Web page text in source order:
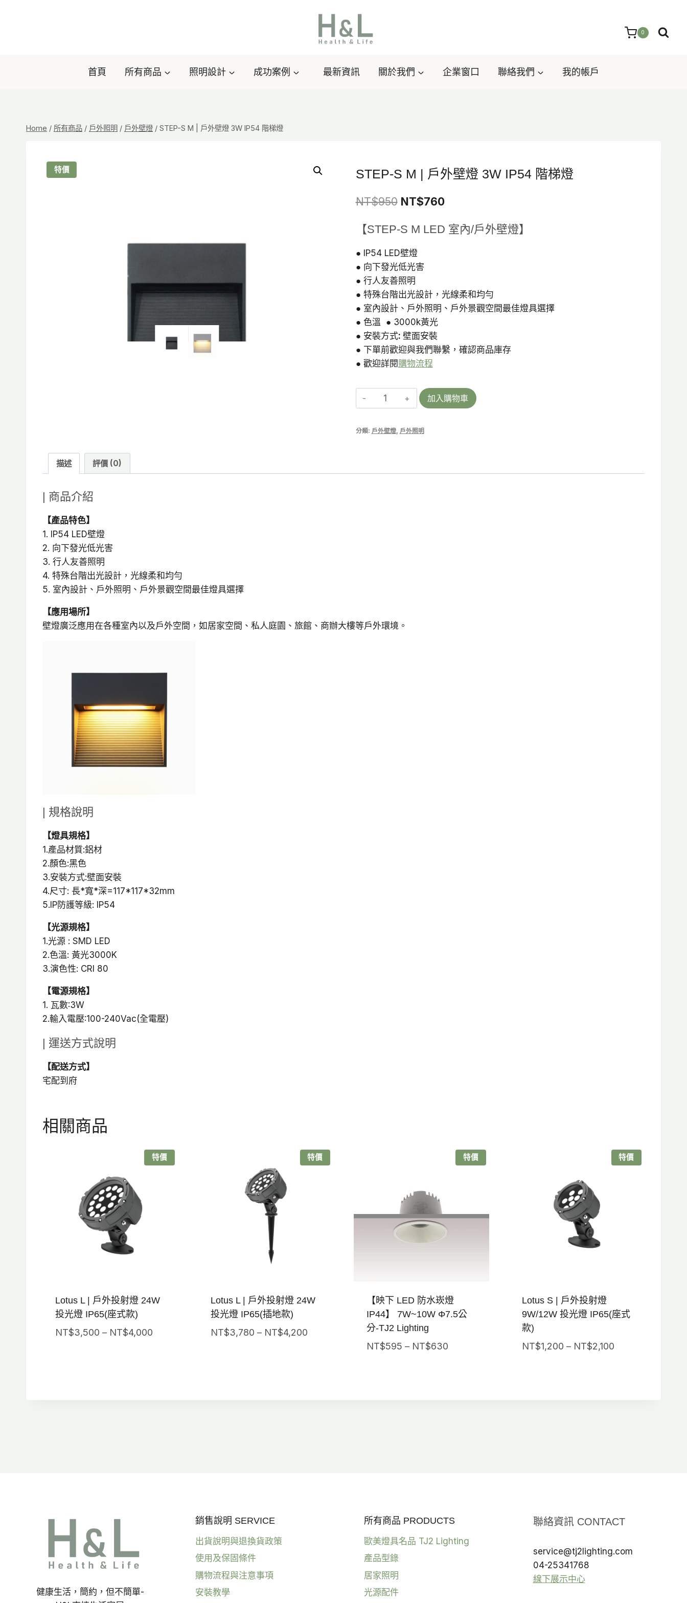
0
首頁 所有商品 照明設計 成功案例 最新資訊 關於我們 企業窗口 聯絡我們 我的帳戶
Home / 所有商品 / 戶外照明 / 戶外壁燈 / STEP-S M | 戶外壁燈 3W IP54 階梯燈
特價 STEP-S M | 戶外壁燈 3W IP54 階梯燈
NT$950 原
價
格：
NT$950。
NT$760目
價
【STEP-S M LED 室內/戶外壁燈】
● IP54 LED壁燈
● 向下發光低光害
● 行人友善照明
● 特殊台階出光設計，光線柔和均勻
● 室內設計、戶外照明、戶外景觀空間最佳燈具選擇
● 色溫 ● 3000k黃光
● 安裝方式: 壁面安裝
● 下單前歡迎與我們聯繫，確認商品庫存
● 歡迎詳閱購物流程
STEP-
S
|
壁
加入購物車
分類: 戶外壁燈, 戶外照明
描述 評價 (0)
| 商品介紹
【產品特色】
1. IP54 LED壁燈
2. 向下發光低光害
3. 行人友善照明
4. 特殊台階出光設計，光線柔和均勻
5. 室內設計、戶外照明、戶外景觀空間最佳燈具選擇
【應用場所】
壁燈廣泛應用在各種室內以及戶外空間，如居家空間、私人庭園、旅館、商辦大樓等戶外環境。
| 規格說明
【燈具規格】
1.產品材質:鋁材
2.顏色:黑色
3.安裝方式:壁面安裝
4.尺寸: 長*寬*深=117*117*32mm
5.IP防護等級: IP54
【光源規格】
1.光源 : SMD LED
2.色溫: 黃光3000K
3.演色性: CRI 80
【電源規格】
1. 瓦數:3W
2.輸入電壓:100-240Vac(全電壓)
| 運送方式說明
【配送方式】
宅配到府
相關商品
特價
Lotus L | 戶外投射燈 24W
投光燈 IP65(座式款)
NT$3,500 – NT$4,000價
特價
Lotus L | 戶外投射燈 24W
投光燈 IP65(插地款)
NT$3,780 – NT$4,200
特價
【映下 LED 防水崁燈
IP44】 7W~10W Φ7.5公
分-TJ2 Lighting
NT$595 – NT$630價
特價
Lotus S | 戶外投射燈
9W/12W 投光燈 IP65(座式
款)
NT$1,200 – NT$2,100
健康生活，簡約，但不簡單-
銷售說明 SERVICE
出貨說明與退換貨政策
使用及保固條件
購物流程與注意事項
安裝教學
所有商品 PRODUCTS
歐美燈具名品 TJ2 Lighting
產品型錄
居家照明
光源配件
聯絡資訊 CONTACT
service@tj2lighting.com
04-25341768
線下展示中心